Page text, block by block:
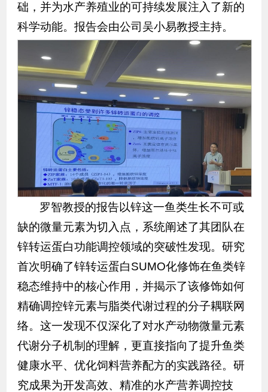
础，并为水产养殖业的可持续发展注入了新的
科学动能。报告会由公司吴小易教授主持。
罗智教授的报告以锌这一鱼类生长不可或
缺的微量元素为切入点，系统阐述了其团队在
锌转运蛋白功能调控领域的突破性发现。研究
首次明确了锌转运蛋白SUMO化修饰在鱼类锌
稳态维持中的核心作用，并揭示了该修饰如何
精确调控锌元素与脂类代谢过程的分子耦联网
络。这一发现不仅深化了对水产动物微量元素
代谢分子机制的理解，更直接指向了提升鱼类
健康水平、优化饲料营养配方的实践路径。研
究成果为开发高效、精准的水产营养调控技